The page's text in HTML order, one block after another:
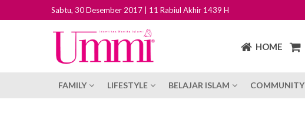
Sabtu, 30 Desember 2017 | 11 Rabiul Akhir 1439 H
HOME
FAMILY LIFESTYLE BELAJAR ISLAM COMMUNITY